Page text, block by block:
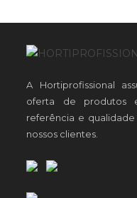
A Hortiprofissional
oferta de produtos
referência e
nossos clientes.